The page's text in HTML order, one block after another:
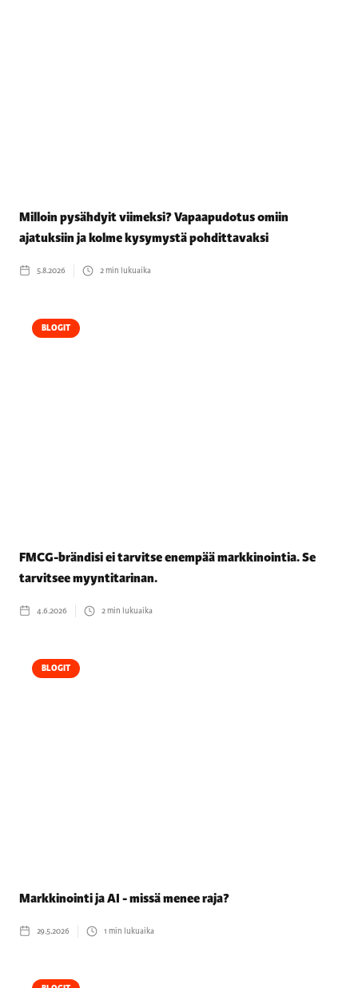
Milloin pysähdyit viimeksi? Vapaapudotus omiin
ajatuksiin ja kolme kysymystä pohdittavaksi
5.8.2026 2min lukuaika
BLOGIT
FMCG-brändisi ei tarvitse enempää markkinointia. Se
tarvitsee myyntitarinan.
4.6.2026 2min lukuaika
BLOGIT
Markkinointi ja AI - missä menee raja?
29.5.2026 1 min lukuaika